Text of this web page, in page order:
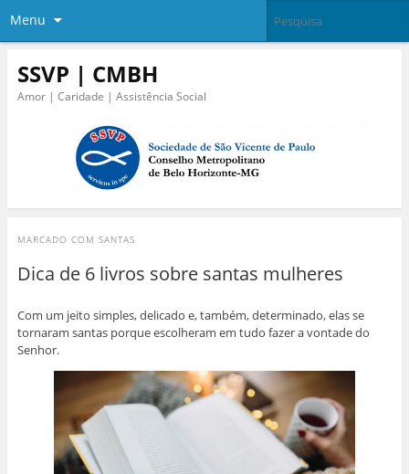
Menu
SSVP | CMBH
Amor | Caridade | Assistência Social
MARCADO COM SANTAS
Dica de 6 livros sobre santas mulheres
Com um jeito simples, delicado e, também, determinado, elas se
tornaram santas porque escolheram em tudo fazer a vontade do
Senhor.